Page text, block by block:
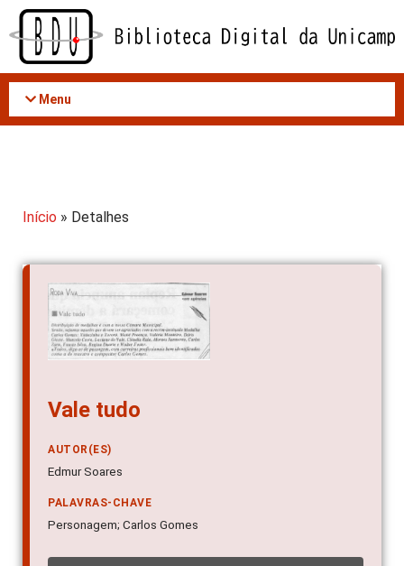
Acessar
conteúdo
Menu
Início » Detalhes
Vale tudo
AUTOR(ES)
Edmur Soares
PALAVRAS-CHAVE
Personagem; Carlos Gomes